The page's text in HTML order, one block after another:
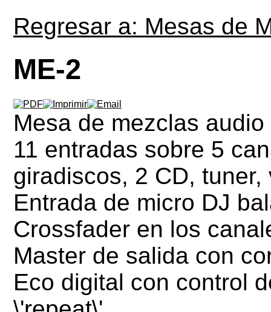
Regresar a: Mesas de
ME-2
Mesa de mezclas
11 entradas sobre 5
giradiscos, 2 CD,
Entrada de micro DJ
Crossfader en los
Master de salida con
Eco digital con control